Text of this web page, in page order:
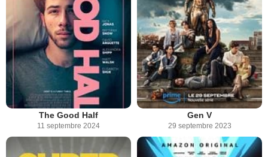
The Good Half
11 septembre 2024
Gen V
29 septembre 2023